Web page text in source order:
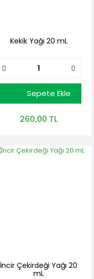
Kekik Yağı 20 mL
Sepete Ekle
260,00 TL
İncir Çekirdeği Yağı 20
mL